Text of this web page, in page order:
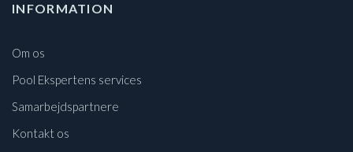
INFORMATION
Om os
Pool Ekspertens services
Samarbejdspartnere
Kontakt os